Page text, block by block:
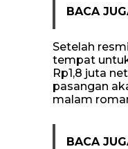
BACA
Setelah
tempat
Rp1,8 juta
pasangan
malam
BACA